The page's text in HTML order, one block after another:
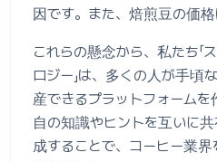
因です。また、焙煎豆の価格
これらの懸念から、私たち「
ロジー」は、多くの人が手頃
産できるプラットフォーム
自の知識やヒントを互いに
成することで、コーヒー業